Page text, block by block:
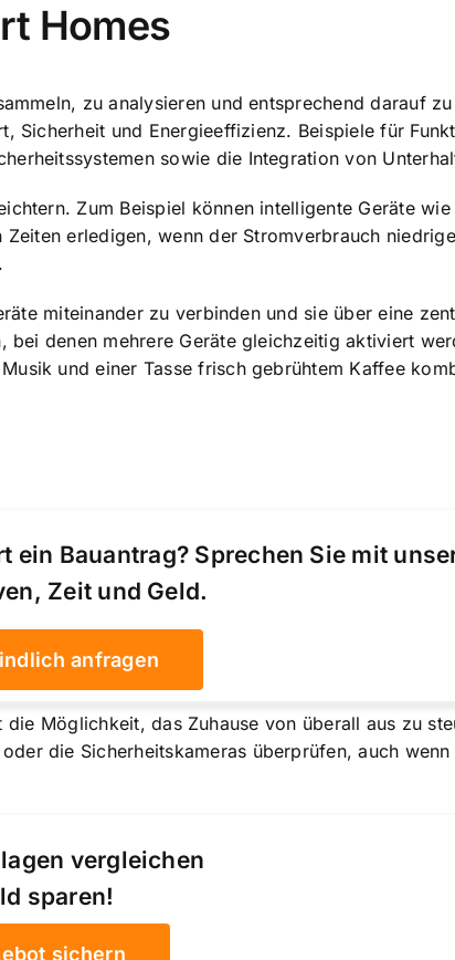
Homes
zu analysieren und entsprechend darauf
und Energieeffizienz. Beispiele für
sowie die Integration von
Zum Beispiel können intelligente Geräte wie
erledigen, wenn der Stromverbrauch
miteinander zu verbindenund sie über eine
denen mehrere Geräte gleichzeitig aktiviert
und einer Tasse frisch gebrühtem Kaffee
Bauantrag? Sprechen Sie mit
Zeit und Geld.
anfragen
Möglichkeit, das Zuhause von überall aus zu
die Sicherheitskameras überprüfen, auch
vergleichen
sparen!
sichern